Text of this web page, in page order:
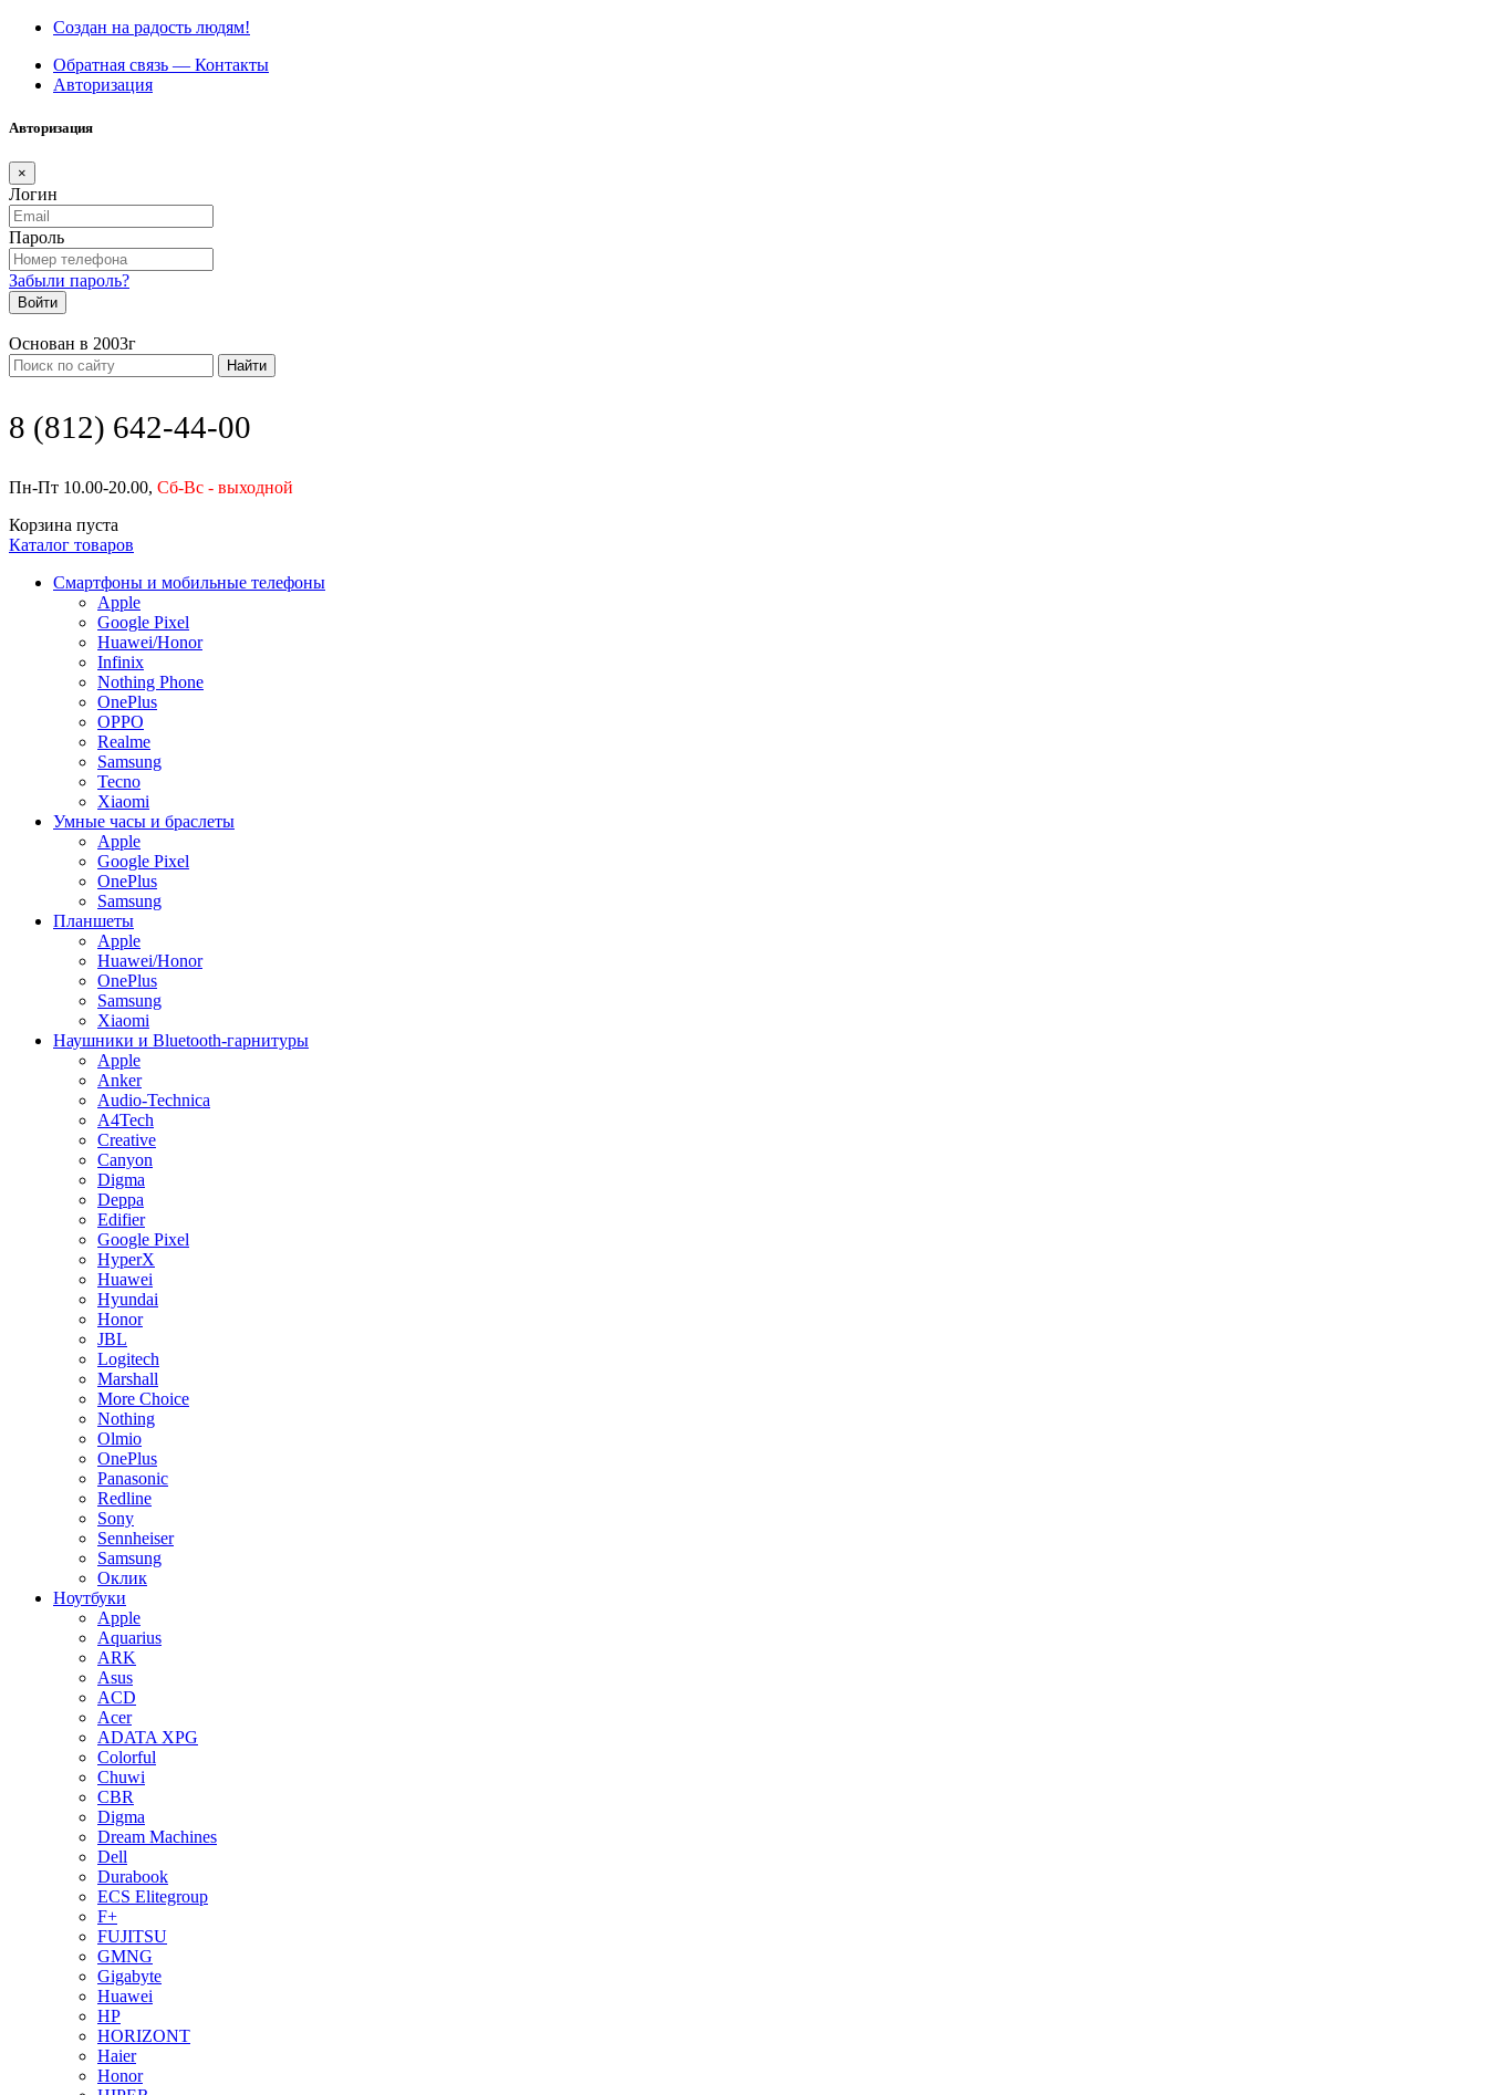
Создан на радость людям!
Обратная связь — Контакты
Авторизация
Авторизация
×
Логин
Пароль
Забыли пароль?
Войти
Основан в 2003г
Найти
8 (812) 642-44-00
Пн-Пт 10.00-20.00, Сб-Вс - выходной
Корзина пуста
Каталог товаров
Смартфоны и мобильные телефоны
Apple
Google Pixel
Huawei/Honor
Infinix
Nothing Phone
OnePlus
OPPO
Realme
Samsung
Tecno
Xiaomi
Умные часы и браслеты
Apple
Google Pixel
OnePlus
Samsung
Планшеты
Apple
Huawei/Honor
OnePlus
Samsung
Xiaomi
Наушники и Bluetooth-гарнитуры
Apple
Anker
Audio-Technica
A4Tech
Creative
Canyon
Digma
Deppa
Edifier
Google Pixel
HyperX
Huawei
Hyundai
Honor
JBL
Logitech
Marshall
More Choice
Nothing
Olmio
OnePlus
Panasonic
Redline
Sony
Sennheiser
Samsung
Оклик
Ноутбуки
Apple
Aquarius
ARK
Asus
ACD
Acer
ADATA XPG
Colorful
Chuwi
CBR
Digma
Dream Machines
Dell
Durabook
ECS Elitegroup
F+
FUJITSU
GMNG
Gigabyte
Huawei
HP
HORIZONT
Haier
Honor